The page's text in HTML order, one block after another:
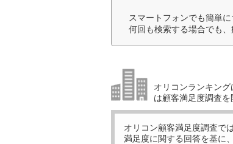
スマートフォンでも簡単
何回も検索する場合でも
オリコンランキン
は顧客満足度調査
オリコン顧客満足度調査で
満足度に関する回答を基に